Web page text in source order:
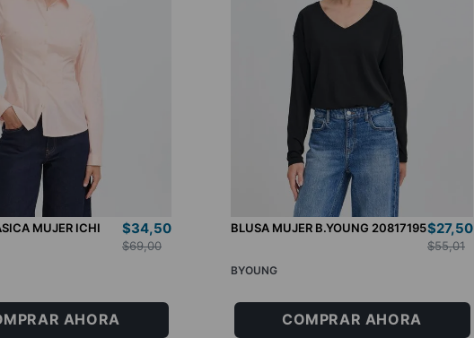
MUJER ICHI
$34,50
$69,00
AHORA
BLUSA MUJER B.YOUNG 20817195$27,50
$55,01
BYOUNG
COMPRAR AHORA